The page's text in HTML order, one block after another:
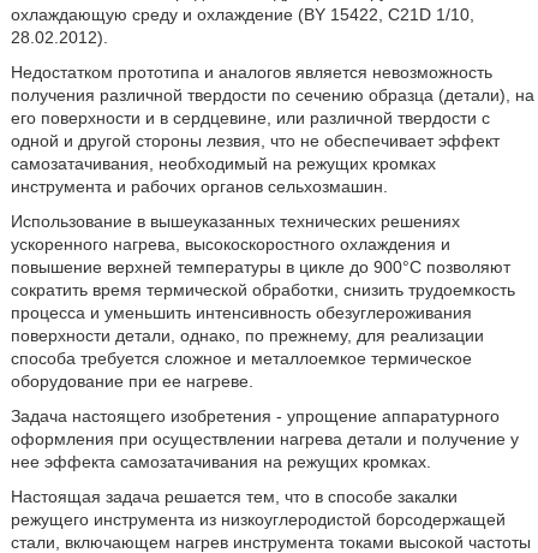
охлаждающую среду и охлаждение (BY 15422, C21D 1/10,
28.02.2012).
Недостатком прототипа и аналогов является невозможность
получения различной твердости по сечению образца (детали), на
его поверхности и в сердцевине, или различной твердости с
одной и другой стороны лезвия, что не обеспечивает эффект
самозатачивания, необходимый на режущих кромках
инструмента и рабочих органов сельхозмашин.
Использование в вышеуказанных технических решениях
ускоренного нагрева, высокоскоростного охлаждения и
повышение верхней температуры в цикле до 900°С позволяют
сократить время термической обработки, снизить трудоемкость
процесса и уменьшить интенсивность обезуглероживания
поверхности детали, однако, по прежнему, для реализации
способа требуется сложное и металлоемкое термическое
оборудование при ее нагреве.
Задача настоящего изобретения - упрощение аппаратурного
оформления при осуществлении нагрева детали и получение у
нее эффекта самозатачивания на режущих кромках.
Настоящая задача решается тем, что в способе закалки
режущего инструмента из низкоуглеродистой борсодержащей
стали, включающем нагрев инструмента токами высокой частоты